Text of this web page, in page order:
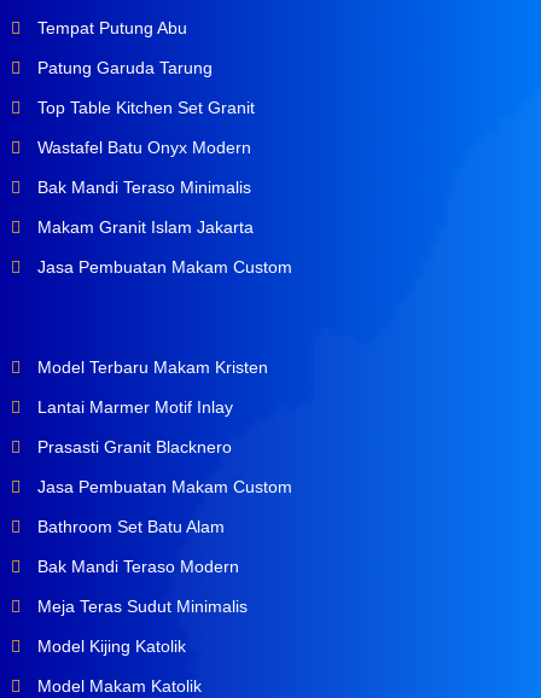
Tempat Putung Abu
Patung Garuda Tarung
Top Table Kitchen Set Granit
Wastafel Batu Onyx Modern
Bak Mandi Teraso Minimalis
Makam Granit Islam Jakarta
Jasa Pembuatan Makam Custom
Model Terbaru Makam Kristen
Lantai Marmer Motif Inlay
Prasasti Granit Blacknero
Jasa Pembuatan Makam Custom
Bathroom Set Batu Alam
Bak Mandi Teraso Modern
Meja Teras Sudut Minimalis
Model Kijing Katolik
Model Makam Katolik